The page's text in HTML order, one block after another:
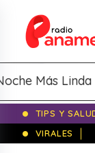
Más Linda |
TIPS Y
VIRALES